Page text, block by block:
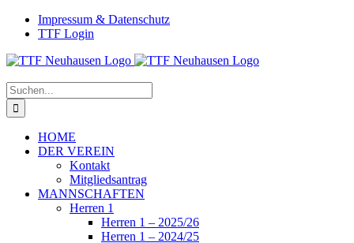
Zum
Inhalt
Facebook
InstagramImpressum & Datenschutz
TTF Login
Suche
nach:
HOME
DER VEREIN
Kontakt
Mitgliedsantrag
MANNSCHAFTEN
Herren 1
Herren 1 – 2025/26
Herren 1 – 2024/25